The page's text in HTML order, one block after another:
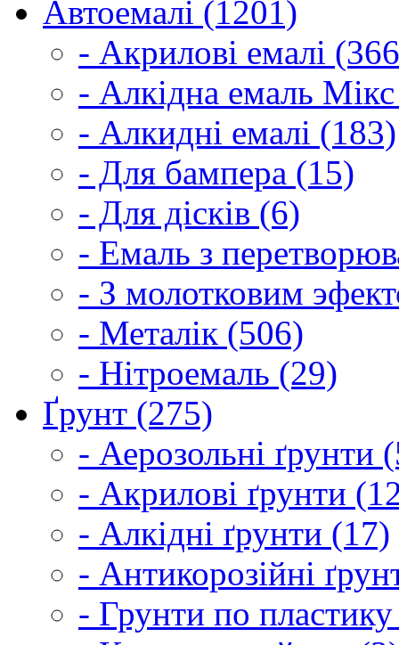
Автоемалі (1201)
- Акрилові емалі
- Алкідна емаль
- Алкидні емалі (183)
- Для бампера (15)
- Для дісків (6)
- Емаль з
- З молотковим
- Металік (506)
- Нітроемаль (29)
Ґрунт (275)
- Аерозольні ґрунти
- Акрилові ґрунти
- Алкідні ґрунти (17)
- Антикорозійні
- Грунти по